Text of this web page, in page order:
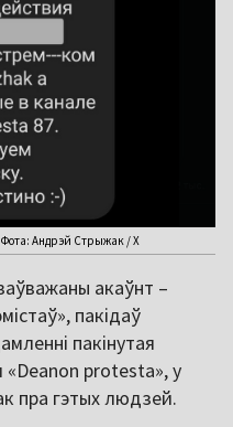
Фота: Андрэй Стрыжак / Х
акаўнт –
пакідаў
пакінутая
«Deanon protesta», у
пра гэтых людзей.